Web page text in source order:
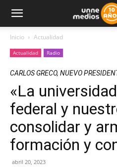
Inicio Actualidad
Actualidad Radio
CARLOS GRECO, NUEVO
«La
federal y
consolidar y
formación y
abril 20, 2023